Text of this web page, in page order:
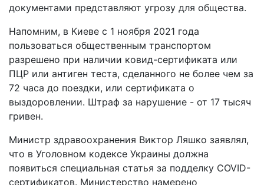
документами представляют угрозу для общества.
Напомним, в Киеве с 1 ноября 2021 года
пользоваться общественным транспортом
разрешено при наличии ковид-сертификата или
ПЦР или антиген теста, сделанного не более чем за
72 часа до поездки, или сертификата о
выздоровлении. Штраф за нарушение - от 17 тысяч
гривен.
Министр здравоохранения Виктор Ляшко заявлял,
что в Уголовном кодексе Украины должна
появиться специальная статья за подделку COVID-
сертификатов. Министерство намерено